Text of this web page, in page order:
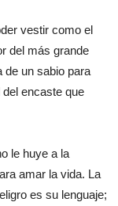
vestir como el
del más grande
de un sabio para
encaste que
le huye a la
amar la vida. La
es su lenguaje;